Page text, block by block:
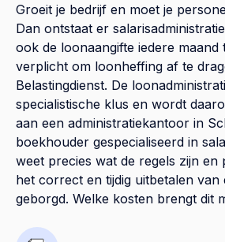
Groeit je bedrijf en moet je
Dan ontstaat er
ook de loonaangifte iedere maand
verplicht om loonheffing af te
Belastingdienst. De
specialistische klus en wordt
aan een administratiekantoor in
boekhouder gespecialiseerd in
weet precies wat de regels zijn en
het correct en tijdig uitbetalen van
geborgd. Welke kosten brengt dit